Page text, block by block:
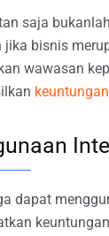
saja
jika bisnis
wawasan
keuntungan
dapat